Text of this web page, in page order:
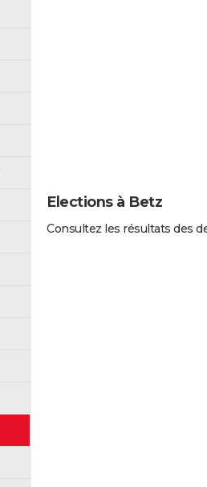
Elections à Betz
Consultez les résultats des